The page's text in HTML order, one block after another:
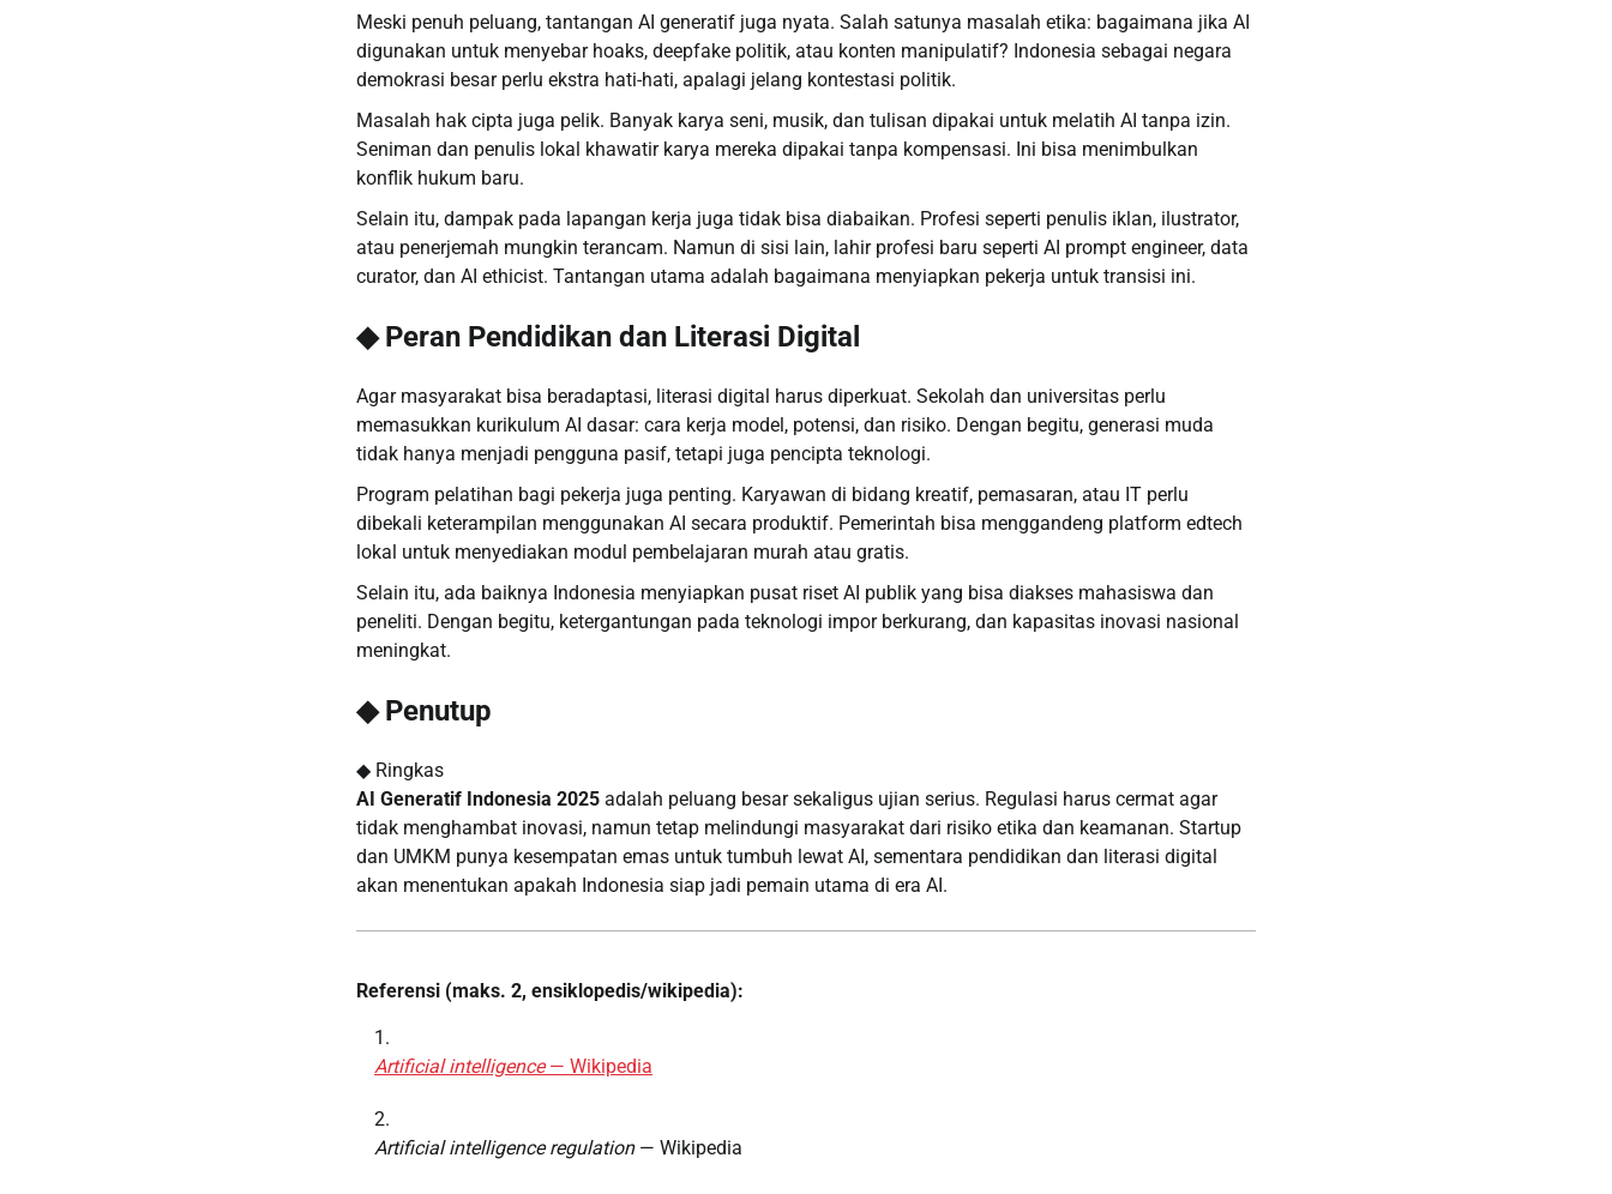
Meski penuh peluang, tantangan AI generatif juga nyata. Salah satunya masalah etika: bagaimana jika AI
digunakan untuk menyebar hoaks, deepfake politik, atau konten manipulatif? Indonesia sebagai negara
demokrasi besar perlu ekstra hati-hati, apalagi jelang kontestasi politik.
Masalah hak cipta juga pelik. Banyak karya seni, musik, dan tulisan dipakai untuk melatih AI tanpa izin.
Seniman dan penulis lokal khawatir karya mereka dipakai tanpa kompensasi. Ini bisa menimbulkan
konflik hukum baru.
Selain itu, dampak pada lapangan kerja juga tidak bisa diabaikan. Profesi seperti penulis iklan, ilustrator,
atau penerjemah mungkin terancam. Namun di sisi lain, lahir profesi baru seperti AI prompt engineer, data
curator, dan AI ethicist. Tantangan utama adalah bagaimana menyiapkan pekerja untuk transisi ini.
◆ Peran Pendidikan dan Literasi Digital
Agar masyarakat bisa beradaptasi, literasi digital harus diperkuat. Sekolah dan universitas perlu
memasukkan kurikulum AI dasar: cara kerja model, potensi, dan risiko. Dengan begitu, generasi muda
tidak hanya menjadi pengguna pasif, tetapi juga pencipta teknologi.
Program pelatihan bagi pekerja juga penting. Karyawan di bidang kreatif, pemasaran, atau IT perlu
dibekali keterampilan menggunakan AI secara produktif. Pemerintah bisa menggandeng platform edtech
lokal untuk menyediakan modul pembelajaran murah atau gratis.
Selain itu, ada baiknya Indonesia menyiapkan pusat riset AI publik yang bisa diakses mahasiswa dan
peneliti. Dengan begitu, ketergantungan pada teknologi impor berkurang, dan kapasitas inovasi nasional
meningkat.
◆ Penutup
◆ Ringkas
AI Generatif Indonesia 2025 adalah peluang besar sekaligus ujian serius. Regulasi harus cermat agar
tidak menghambat inovasi, namun tetap melindungi masyarakat dari risiko etika dan keamanan. Startup
dan UMKM punya kesempatan emas untuk tumbuh lewat AI, sementara pendidikan dan literasi digital
akan menentukan apakah Indonesia siap jadi pemain utama di era AI.
Referensi (maks. 2, ensiklopedis/wikipedia):
Artificial intelligence— Wikipedia
Artificial intelligence regulation— Wikipedia